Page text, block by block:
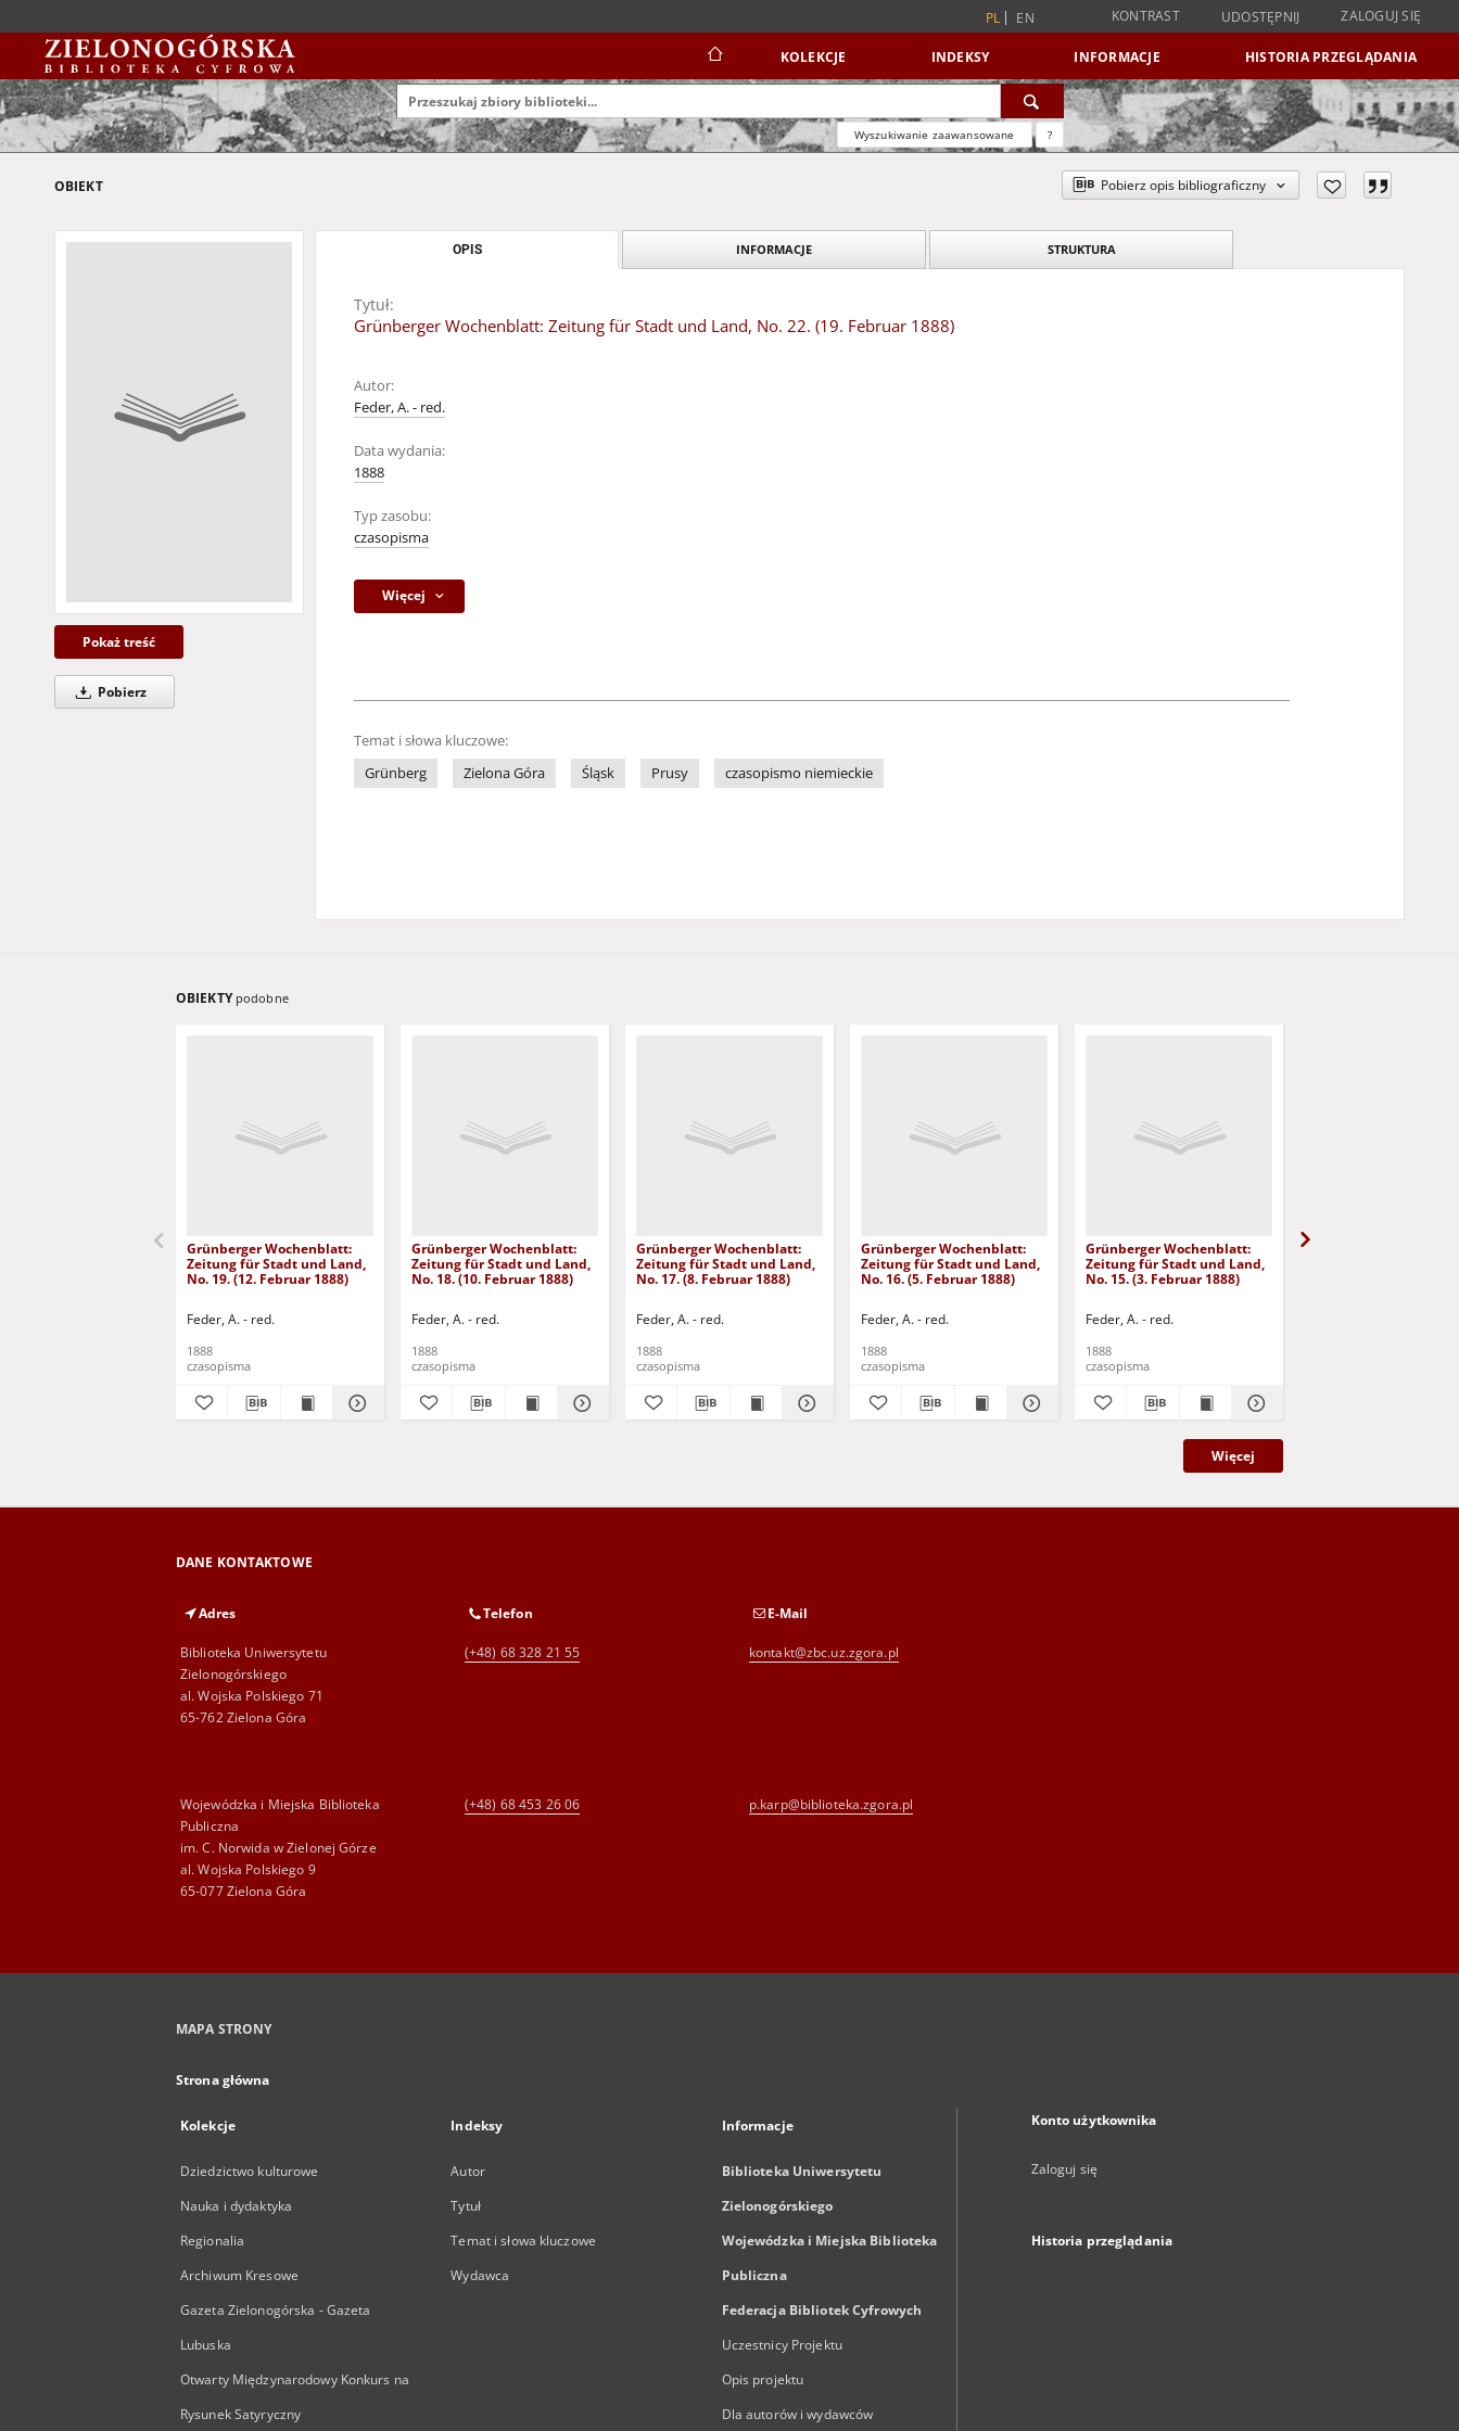
PL EN KONTRAST UDOSTĘPNIJ ZALOGUJ SIĘ
KOLEKCJE INDEKSY INFORMACJE HISTORIA PRZEGLĄDANIA
Wyszukiwanie zaawansowane ?
OBIEKT Pobierz opis bibliograficzny
Pokaż treść
Pobierz
OPIS INFORMACJE STRUKTURA
Tytuł:
Grünberger Wochenblatt: Zeitung für Stadt und Land, No. 22. (19. Februar 1888)
Autor:
Feder, A. - red.
Data wydania:
1888
Typ zasobu:
czasopisma
Więcej
Temat i słowa kluczowe:
Grünberg
Zielona Góra Śląsk Prusy czasopismo niemieckie
OBIEKTY podobne
Grünberger Wochenblatt:
Zeitung für Stadt und Land,
No. 19. (12. Februar 1888)
Feder, A. - red.
1888
czasopisma
Grünberger Wochenblatt:
Zeitung für Stadt und Land,
No. 18. (10. Februar 1888)
Feder, A. - red.
1888
czasopisma
Grünberger Wochenblatt:
Zeitung für Stadt und Land,
No. 17. (8. Februar 1888)
Feder, A. - red.
1888
czasopisma
Grünberger Wochenblatt:
Zeitung für Stadt und Land,
No. 16. (5. Februar 1888)
Feder, A. - red.
1888
czasopisma
Grünberger Wochenblatt:
Zeitung für Stadt und Land,
No. 15. (3. Februar 1888)
Feder, A. - red.
1888
czasopisma
Więcej
DANE KONTAKTOWE
Adres
Biblioteka Uniwersytetu
Zielonogórskiego
al. Wojska Polskiego 71
65-762 Zielona Góra
Telefon
(+48) 68 328 21 55
E-Mail
kontakt@zbc.uz.zgora.pl
Wojewódzka i Miejska Biblioteka
Publiczna
im. C. Norwida w Zielonej Górze
al. Wojska Polskiego 9
65-077 Zielona Góra
(+48) 68 453 26 06 p.karp@biblioteka.zgora.pl
MAPA STRONY
Strona główna
Kolekcje
Dziedzictwo kulturowe
Nauka i dydaktyka
Regionalia
Archiwum Kresowe
Gazeta Zielonogórska - Gazeta
Lubuska
Otwarty Międzynarodowy Konkurs na
Rysunek Satyryczny
Indeksy
Autor
Tytuł
Temat i słowa kluczowe
Wydawca
Informacje
Biblioteka Uniwersytetu
Zielonogórskiego
Wojewódzka i Miejska Biblioteka
Publiczna
Federacja Bibliotek Cyfrowych
Uczestnicy Projektu
Opis projektu
Dla autorów i wydawców
Konto użytkownika
Zaloguj się
Historia przeglądania